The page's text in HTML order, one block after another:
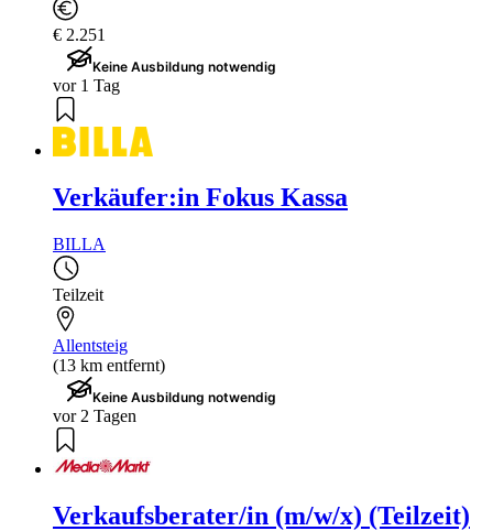
€ 2.251
Keine Ausbildung notwendig
vor 1 Tag
Verkäufer:in Fokus Kassa
BILLA
Teilzeit
Allentsteig
(13 km entfernt)
Keine Ausbildung notwendig
vor 2 Tagen
Verkaufsberater/in (m/w/x) (Teilzeit)